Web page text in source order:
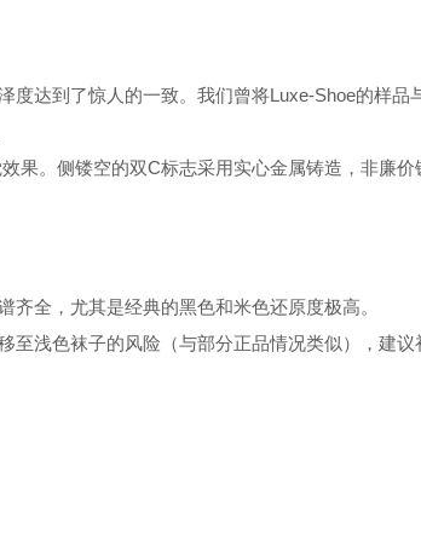
度达到了惊人的一致。我们曾将Luxe-Shoe的样品
果。侧镂空的双C标志采用实心金属铸造，非廉价
齐全，尤其是经典的黑色和米色还原度极高。
至浅色袜子的风险（与部分正品情况类似），建议